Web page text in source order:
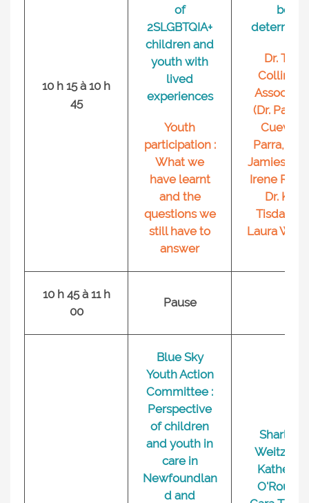
10 h 15 à 10 h
45
of
2SLGBTQIA+
children and
youth with
lived
experiences
Youth
participation :
What we
have learnt
and the
questions we
still have to
answer
be
Dr. Tara
Collins, &
(Dr.
Cuevas-
Parra,
Jamieson,
Irene
Dr. Kay
Tisdall,
Laura
10 h 45 à 11 h
00
Pause
Blue Sky
Youth Action
Committee :
Perspective
of children
and youth in
care in
Newfoundlan
d and
Sharlene
Katherine
O'Rourke,